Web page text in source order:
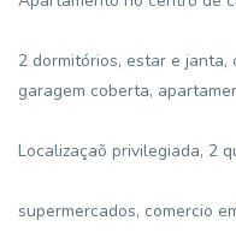
2 dormitórios, estar e janta,
garagem coberta,
Localizaçaõ privilegiada, 2
supermercados, comercio